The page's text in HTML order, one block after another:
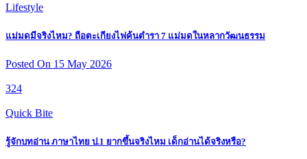
Lifestyle
แม่มดมีจริงไหม? ถือตะเกียงไฟค้นตำรา 7 แม่มดในหลากวัฒนธรรม
Posted On 15 May 2026
324
Quick Bite
รู้จักบทอ่าน ภาษาไทย ป.1 ยากขึ้นจริงไหม เด็กอ่านได้จริงหรือ?